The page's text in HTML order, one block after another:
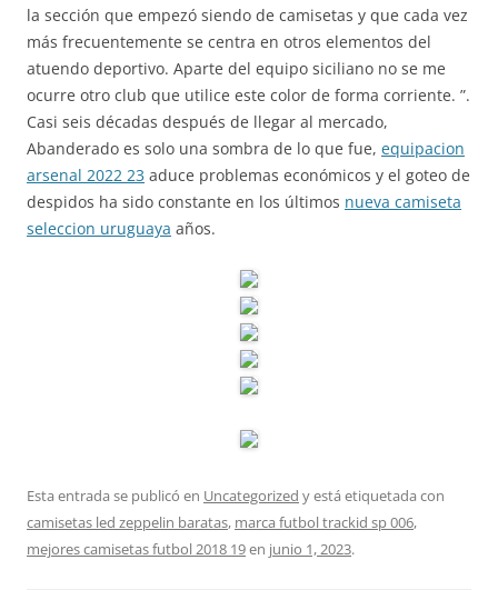
la sección que empezó siendo de camisetas y que cada vez
más frecuentemente se centra en otros elementos del
atuendo deportivo. Aparte del equipo siciliano no se me
ocurre otro club que utilice este color de forma corriente. ”.
Casi seis décadas después de llegar al mercado,
Abanderado es solo una sombra de lo que fue, equipacion
arsenal 2022 23 aduce problemas económicos y el goteo de
despidos ha sido constante en los últimos nueva camiseta
seleccion uruguaya años.
Esta entrada se publicó en Uncategorized y está etiquetada con
camisetas led zeppelin baratas, marca futbol trackid sp 006,
mejores camisetas futbol 2018 19en junio 1, 2023.